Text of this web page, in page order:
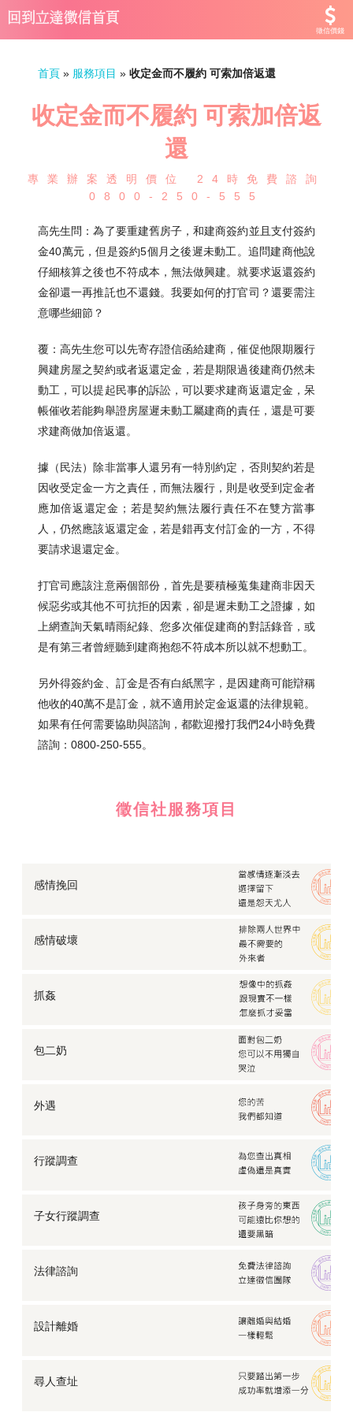
徵信價錢
首頁 » 服務項目 » 收定金而不履約 可索加倍返還
收定金而不履約 可索加倍返
還
專業辦案透明價位 24時免費諮詢
0800-250-555
高先生問：為了要重建舊房子，和建商簽約並且支付簽約
金40萬元，但是簽約5個月之後遲未動工。追問建商他說
仔細核算之後也不符成本，無法做興建。就要求返還簽約
金卻還一再推託也不還錢。我要如何的打官司？還要需注
意哪些細節？
覆：高先生您可以先寄存證信函給建商，催促他限期履行
興建房屋之契約或者返還定金，若是期限過後建商仍然未
動工，可以提起民事的訴訟，可以要求建商返還定金，呆
帳催收若能夠舉證房屋遲未動工屬建商的責任，還是可要
求建商做加倍返還。
據（民法）除非當事人還另有一特別約定，否則契約若是
因收受定金一方之責任，而無法履行，則是收受到定金者
應加倍返還定金；若是契約無法履行責任不在雙方當事
人，仍然應該返還定金，若是錯再支付訂金的一方，不得
要請求退還定金。
打官司應該注意兩個部份，首先是要積極蒐集建商非因天
候惡劣或其他不可抗拒的因素，卻是遲未動工之證據，如
上網查詢天氣晴雨紀錄、您多次催促建商的對話錄音，或
是有第三者曾經聽到建商抱怨不符成本所以就不想動工。
另外得簽約金、訂金是否有白紙黑字，是因建商可能辯稱
他收的40萬不是訂金，就不適用於定金返還的法律規範。
如果有任何需要協助與諮詢，都歡迎撥打我們24小時免費
諮詢：0800-250-555。
徵信社服務項目
感情挽回
感情破壞
抓姦
包二奶
外遇
行蹤調查
子女行蹤調查
法律諮詢
設計離婚
尋人查址